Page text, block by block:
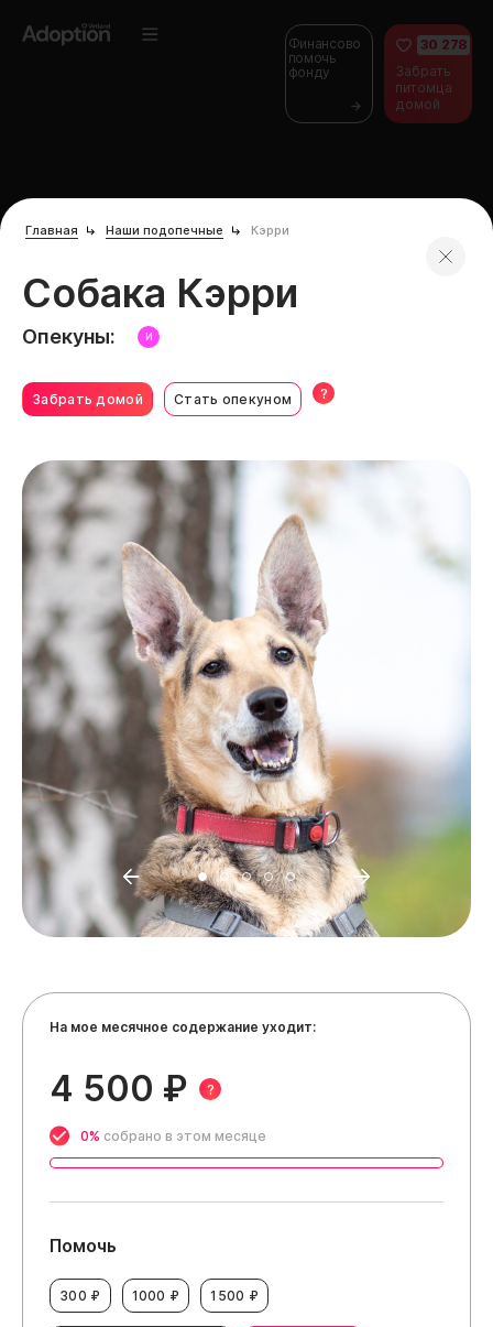
Финансово
помочь
фонду
30 278
Забрать
питомца
домой
Главная Наши подопечные Кэрри
Собака Кэрри
Забрать домой Стать опекуном ?
Опекуны: И
На мое месячное содержание уходит:
4 500 ₽ ?
0% собрано в этом месяце
Помочь
300 ₽ 1000 ₽ 1500 ₽